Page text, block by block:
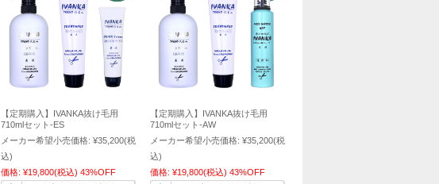
【定期購入】IVANKA抜け毛用
710mlセット-ES
メーカー希望小売価格: ¥35,200(税
込)
価格: ¥19,800(税込) 43%OFF
【定期購入】IVANKA抜け毛用
710mlセット-AW
メーカー希望小売価格: ¥35,200(税
込)
価格: ¥19,800(税込) 43%OFF